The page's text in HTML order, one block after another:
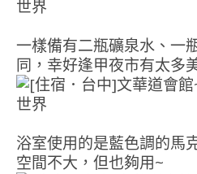
一樣備有二瓶礦泉水、一
同，幸好逢甲夜市有太多
浴室使用的是藍色調的馬
空間不大，但也夠用~